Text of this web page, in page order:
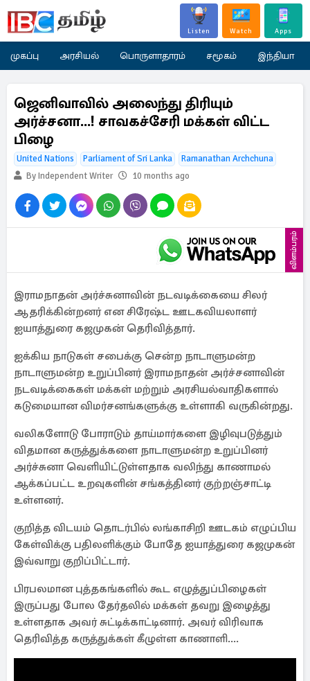
Listen Watch Apps
முகப்பு அரசியல் பொருளாதாரம் சமூகம் இந்தியா
ஜெனிவாவில் அலைந்து திரியும்
அர்ச்சனா...! சாவகச்சேரி மக்கள் விட்ட
பிழை
United Nations Parliament of Sri Lanka
Ramanathan Archchuna
By Independent Writer
10 months ago
விளம்பரம்
இராமநாதன் அர்ச்சுனாவின் நடவடிக்கையை சிலர்
ஆதரிக்கின்றனர் என சிரேஷ்ட ஊடகவியலாளர்
ஐயாத்துரை கஜமுகன் தெரிவித்தார்.
ஐக்கிய நாடுகள் சபைக்கு சென்ற நாடாளுமன்ற
நாடாளுமன்ற உறுப்பினர் இராமநாதன் அர்ச்சனாவின்
நடவடிக்கைகள் மக்கள் மற்றும் அரசியல்வாதிகளால்
கடுமையான விமர்சனங்களுக்கு உள்ளாகி வருகின்றது.
வலிகளோடு போராடும் தாய்மார்களை இழிவுபடுத்தும்
விதமான கருத்துக்களை நாடாளுமன்ற உறுப்பினர்
அர்ச்சுனா வெளியிட்டுள்ளதாக வலிந்து காணாமல்
ஆக்கப்பட்ட உறவுகளின் சங்கத்தினர் குற்றஞ்சாட்டி
உள்ளனர்.
குறித்த விடயம் தொடர்பில் லங்காசிறி ஊடகம் எழுப்பிய
கேள்விக்கு பதிலளிக்கும் போதே ஐயாத்துரை கஜமுகன்
இவ்வாறு குறிப்பிட்டார்.
பிரபலமான புத்தகங்களில் கூட எழுத்துப்பிழைகள்
இருப்பது போல தேர்தலில் மக்கள் தவறு இழைத்து
உள்ளதாக அவர் சுட்டிக்காட்டினார். அவர் விரிவாக
தெரிவித்த கருத்துக்கள் கீழுள்ள காணாளி....